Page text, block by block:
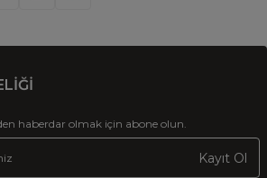
haberdar olmak için abone olun.
Kayıt Ol